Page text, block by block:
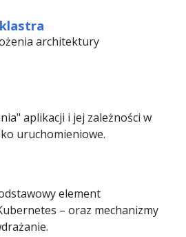
architektury
aplikacji i jej zależności w
uruchomieniowe.
element
– oraz mechanizmy